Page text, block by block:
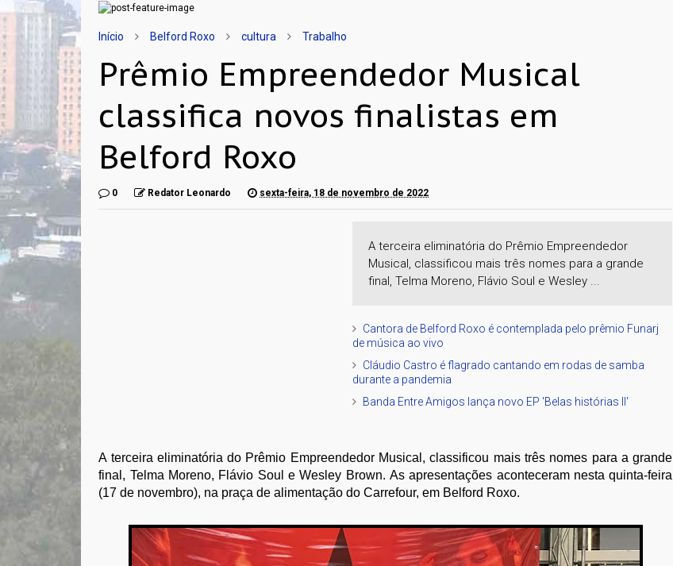
Início Belford Roxo cultura Trabalho
Prêmio Empreendedor Musical
classifica novos finalistas em
Belford Roxo
0 Redator Leonardo sexta-feira, 18 de novembro de 2022
A terceira eliminatória do Prêmio Empreendedor
Musical, classificou mais três nomes para a grande
final, Telma Moreno, Flávio Soul e Wesley ...
Cantora de Belford Roxo é contemplada pelo prêmio Funarj
de música ao vivo
Cláudio Castro é flagrado cantando em rodas de samba
durante a pandemia
Banda Entre Amigos lança novo EP 'Belas histórias II'
A terceira eliminatória do Prêmio Empreendedor Musical, classificou mais três nomes para a grande
final, Telma Moreno, Flávio Soul e Wesley Brown. As apresentações aconteceram nesta quinta-feira
(17 de novembro), na praça de alimentação do Carrefour, em Belford Roxo.